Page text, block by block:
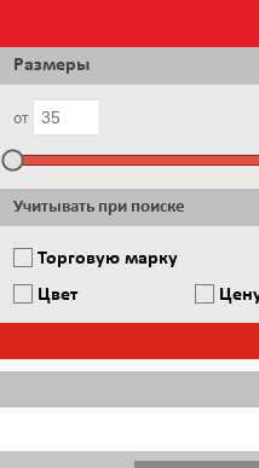
Размеры
от
Учитывать при поиске
Торговую марку
Цвет